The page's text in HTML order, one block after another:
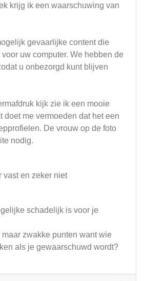
krijg ik een waarschuwing van
gevaarlijke content die
uw computer. We hebben de
u onbezorgd kunt blijven
kijk zie ik een mooie
doet me vermoeden dat het een
De vrouw op de foto
nodig.
vast en zeker niet
schadelijk is voor je
zwakke punten want wie
als je gewaarschuwd wordt?